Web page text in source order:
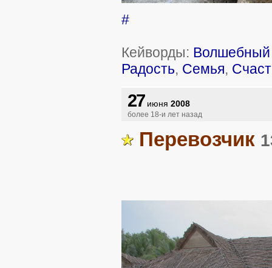
#
Кейворды: Волшебный
Радость, Семья,
27 июня 2008
более 18-и лет назад
Перевозчик